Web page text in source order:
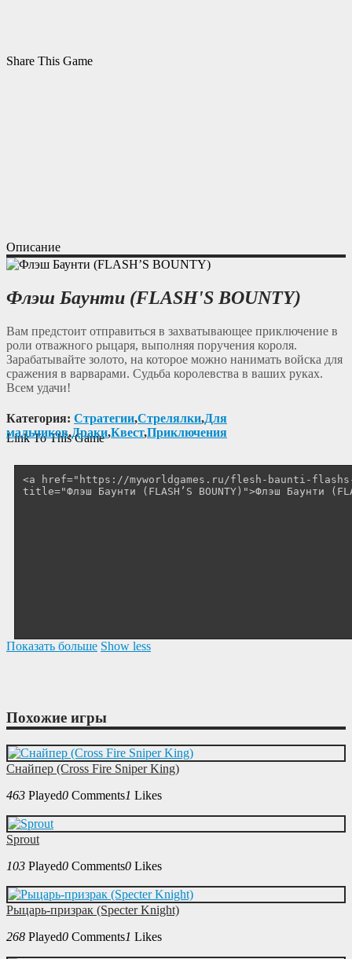
Share This Game
Link To This Game
Описание
Флэш Баунти (FLASH'S BOUNTY)
Вам предстоит отправиться в захватывающее приключение в
роли отважного рыцаря, выполняя поручения короля.
Зарабатывайте золото, на которое можно нанимать войска для
сражения в варварами. Судьба королевства в ваших руках.
Всем удачи!
Категория: Cтратегии,Cтрелялки,Для
мальчиков,Драки,Квест,Приключения
Показать больше Show less
Похожие игры
Снайпер (Cross Fire Sniper King)
463 Played0 Comments1 Likes
Sprout
103 Played0 Comments0 Likes
Рыцарь-призрак (Specter Knight)
268 Played0 Comments1 Likes